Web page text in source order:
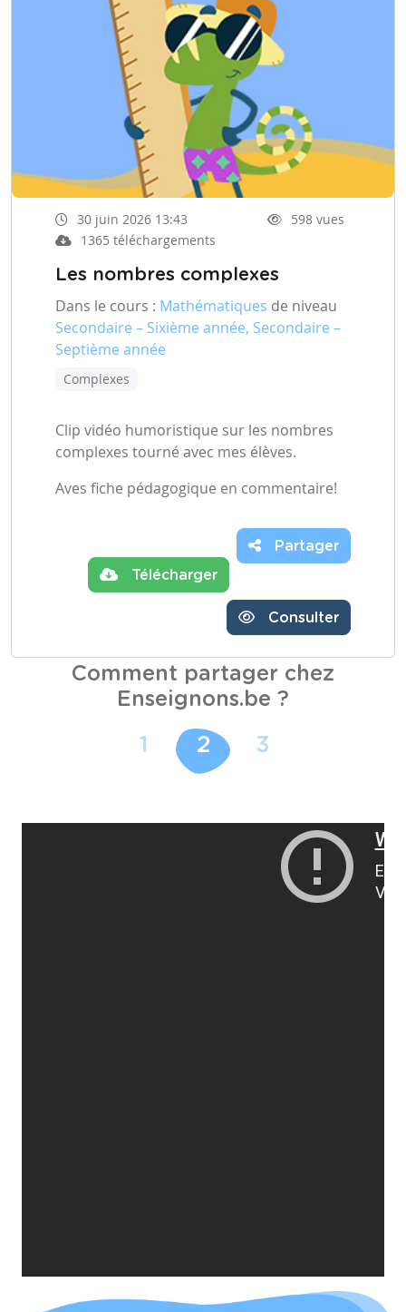
30 juin 2026 13:43
598 vues
1365 téléchargements
Les nombres complexes
Dans le cours : Mathématiques de niveau
Secondaire – Sixième année, Secondaire –
Septième année
Complexes
Clip vidéo humoristique sur les nombres
complexes tourné avec mes élèves.
Aves fiche pédagogique en commentaire!
Télécharger
Partager
Consulter
Comment partager chez
Enseignons.be ?
1 2 3